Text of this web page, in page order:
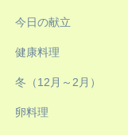
今日の献立
健康料理
冬（12月～2月）
卵料理